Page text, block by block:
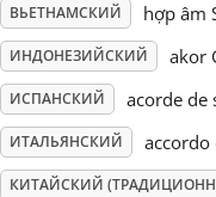
Tiếng Việt
Türkçe
Українська
ВЬЕТНАМСКИЙ hợp âm
ИНДОНЕЗИЙСКИЙ akor
ИСПАНСКИЙ acorde de
ИТАЛЬЯНСКИЙ accordo
КИТАЙСКИЙ